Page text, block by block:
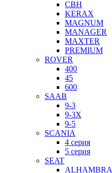
CBH
KERAX
MAGNUM
MANAGER
MAXTER
PREMIUM
ROVER
400
45
600
SAAB
9-3
9-3X
9-5
SCANIA
4 серия
5 серия
SEAT
ALHAMBRA